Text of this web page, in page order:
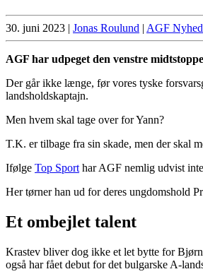
30. juni 2023 | Jonas Roulund | AGF
AGF har udpeget den venstre
Der går ikke længe, før vores tyske
landsholdskaptajn.
Men hvem skal tage over for Yann?
T.K. er tilbage fra sin skade, men der skal
Ifølge Top Sport har AGF nemlig udvist
Her tørner han ud for deres ungdomshold
Et ombejlet talent
Krastev bliver dog ikke et let bytte for
også har fået debut for det bulgarske A-